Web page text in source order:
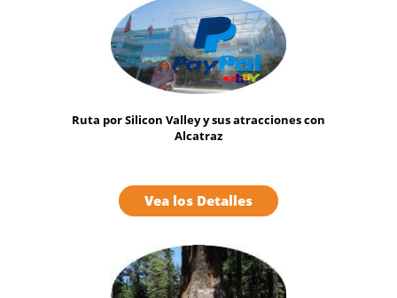
Ruta por Silicon Valley y sus atracciones con
Alcatraz
Vea los Detalles